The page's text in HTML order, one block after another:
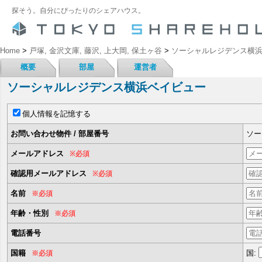
探そう。自分にぴったりのシェアハウス。
Home > 戸塚, 金沢文庫, 藤沢, 上大岡, 保土ヶ谷 > ソーシャルレジデンス横
概要
部屋 運営者
ソーシャルレジデンス横浜ベイビュー
個人情報を記憶する
お問い合わせ物件 / 部屋番号 ソ
メールアドレス ※必須
確認用メールアドレス ※必須
名前 ※必須
年齢・性別 ※必須
電話番号
国籍 ※必須 国: